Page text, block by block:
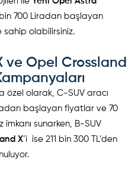
700 Liradan başlayan
sahip olabilirsiniz.
ve Opel Crossland
özel olarak, C-SUV aracı
başlayan fiyatlar ve 70
imkanı sunarken, B-SUV
X’i ise 211 bin 300 TL’den